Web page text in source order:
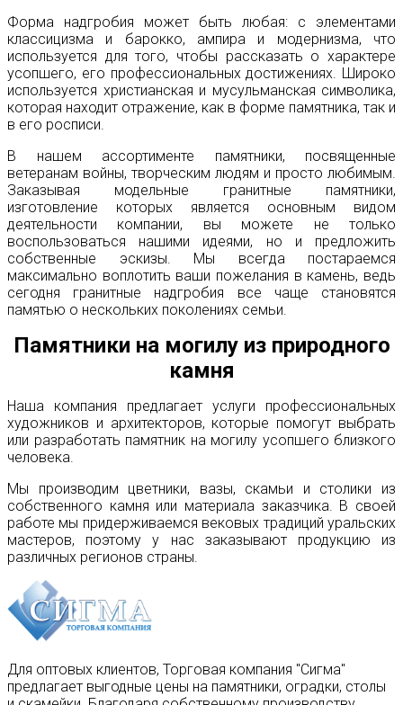
Форма надгробия может быть любая: с элементами
классицизма и барокко, ампира и модернизма, что
используется для того, чтобы рассказать о характере
усопшего, его профессиональных достижениях. Широко
используется христианская и мусульманская символика,
которая находит отражение, как в форме памятника, так и
в его росписи.
В нашем ассортименте памятники, посвященные
ветеранам войны, творческим людям и просто любимым.
Заказывая модельные гранитные памятники,
изготовление которых является основным видом
деятельности компании, вы можете не только
воспользоваться нашими идеями, но и предложить
собственные эскизы. Мы всегда постараемся
максимально воплотить ваши пожелания в камень, ведь
сегодня гранитные надгробия все чаще становятся
памятью о нескольких поколениях семьи.
Памятники на могилу из природного
камня
Наша компания предлагает услуги профессиональных
художников и архитекторов, которые помогут выбрать
или разработать памятник на могилу усопшего близкого
человека.
Мы производим цветники, вазы, скамьи и столики из
собственного камня или материала заказчика. В своей
работе мы придерживаемся вековых традиций уральских
мастеров, поэтому у нас заказывают продукцию из
различных регионов страны.
Для оптовых клиентов, Торговая компания "Сигма"
предлагает выгодные цены на памятники, оградки, столы